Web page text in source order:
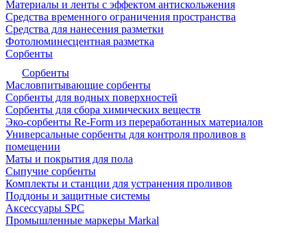
Материалы и ленты с эффектом антискольжения
Средства временного ограничения пространства
Средства для нанесения разметки
Фотолюминесцентная разметка
Сорбенты
Сорбенты
Масловпитывающие сорбенты
Сорбенты для водных поверхностей
Сорбенты для сбора химических веществ
Эко-сорбенты Re-Form из переработанных материалов
Универсальные сорбенты для контроля проливов в
помещении
Маты и покрытия для пола
Сыпучие сорбенты
Комплекты и станции для устранения проливов
Поддоны и защитные системы
Аксессуары SPC
Промышленные маркеры Markal